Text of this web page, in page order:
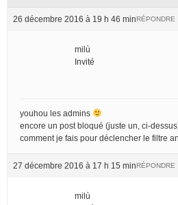
26 décembre 2016 à 19 h 46 minRÉPONDRE
milù
Invité
youhou les admins
encore un post bloqué (juste un, ci-
comment je fais pour déclencher le filtre
27 décembre 2016 à 17 h 15 minRÉPONDRE
milù